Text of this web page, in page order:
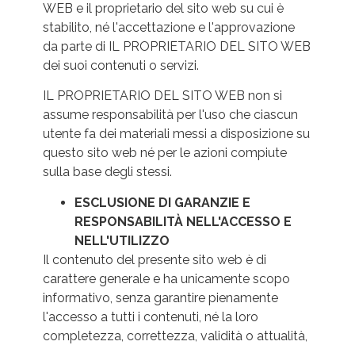
WEB e il proprietario del sito web su cui è
stabilito, né l'accettazione e l'approvazione
da parte di IL PROPRIETARIO DEL SITO WEB
dei suoi contenuti o servizi.
IL PROPRIETARIO DEL SITO WEB non si
assume responsabilità per l'uso che ciascun
utente fa dei materiali messi a disposizione su
questo sito web né per le azioni compiute
sulla base degli stessi.
ESCLUSIONE DI GARANZIE E
RESPONSABILITÀ NELL'ACCESSO E
NELL'UTILIZZO
Il contenuto del presente sito web è di
carattere generale e ha unicamente scopo
informativo, senza garantire pienamente
l'accesso a tutti i contenuti, né la loro
completezza, correttezza, validità o attualità,